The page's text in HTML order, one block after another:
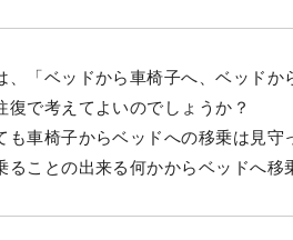
、「ベッドから車椅子へ、ベッド
で考えてよいのでしょうか？
も車椅子からベッドへの移乗は見
ることの出来る何かからベッドへ移